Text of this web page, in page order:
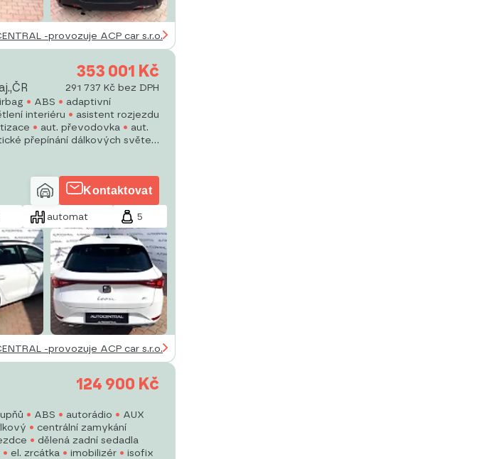
-provozuje ACP car s.r.o.
353 001 Kč
291 737 Kč bez DPH
ABS
adaptivní
interiéru
asistent rozjezdu
aut. převodovka
aut.
přepínání dálkových světel
Kontaktovat
automat 5
-provozuje ACP car s.r.o.
124 900 Kč
ABS autorádio
AUX
centrální zamykání
dělená zadní sedadla
el. zrcátka imobilizér isofix